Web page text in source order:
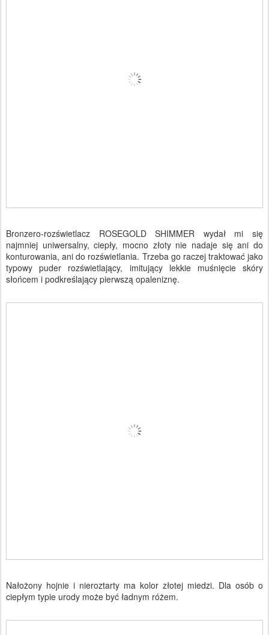
Bronzero-rozświetlacz ROSEGOLD SHIMMER wydał mi się
najmniej uniwersalny, ciepły, mocno złoty nie nadaje się ani do
konturowania, ani do rozświetlania. Trzeba go raczej traktować jako
typowy puder rozświetlający, imitujący lekkie muśnięcie skóry
słońcem i podkreślający pierwszą opaleniznę.
Nałożony hojnie i nieroztarty ma kolor złotej miedzi. Dla osób o
ciepłym typie urody może być ładnym różem.